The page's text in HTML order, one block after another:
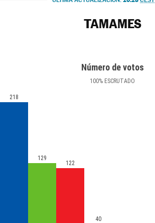
TAMAMES
Número de votos
100% ESCRUTADO
218
129
122
40